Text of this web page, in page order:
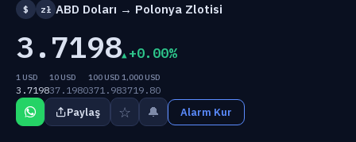
$ zł ABD Doları → Polonya Zlotisi
3.7198 +0.00%
1 USD
3.7198
10 USD
37.1980
100 USD
371.98
1,000 USD
3719.80
Paylaş ☆ 🔔 Alarm Kur